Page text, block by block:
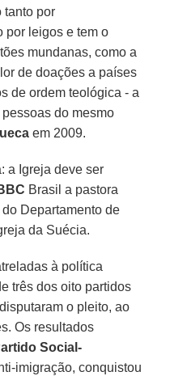
tanto por
por leigos e tem o
mundanas, como a
de doações a países
de ordem teológica - a
do mesmo
em 2009.
a Igreja deve ser
Brasil a pastora
do Departamento de
da Suécia.
à política
três dos oito partidos
o pleito, ao
Os resultados
Social-
imigração, conquistou